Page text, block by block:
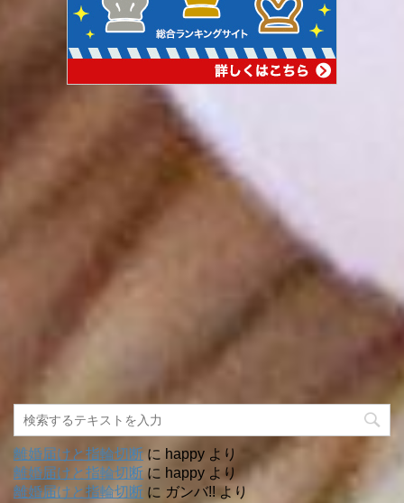
離婚届けと指輪切断 に happy より
離婚届けと指輪切断 に happy より
離婚届けと指輪切断 に ガンバ!! より